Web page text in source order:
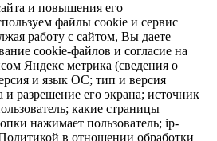
и повышения его
файлы cookie и сервис
работу с сайтом, Вы даете
cookie-файлов и согласие на
Яндекс метрика (сведения о
и язык ОС; тип и версия
и разрешение его экрана; источник
какие страницы
нажимает пользователь; ip-
в отношении обработки